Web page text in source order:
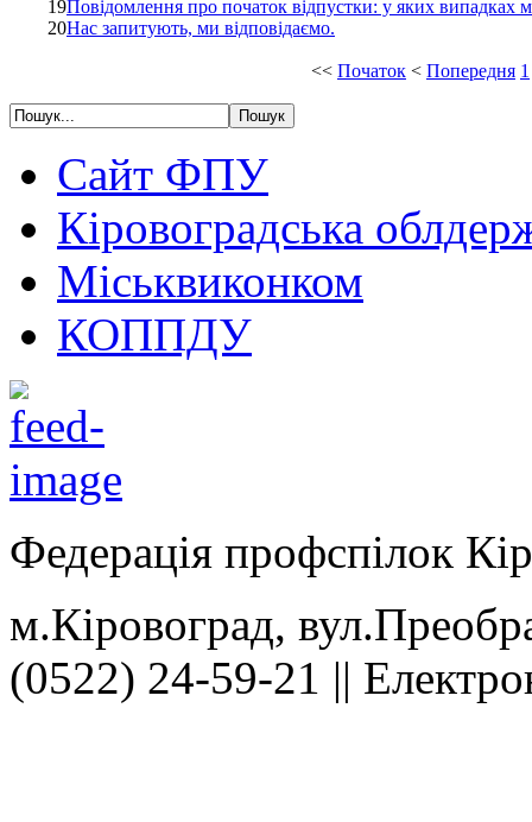
19Повідомлення про початок відпустки: у яких випадках
20Нас запитують, ми відповідаємо.
<< Початок < Попередня 1
Сайт ФПУ
Кіровоградська
Міськвиконком
КОППДУ
Федерація профспілок
м.Кіровоград,
(0522) 24-59-21 ||